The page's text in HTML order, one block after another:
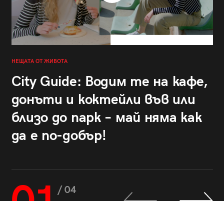
НЕЩАТА ОТ ЖИВОТА
City Guide: Водим те на кафе,
донъти и коктейли във или
близо до парк – май няма как
да е по-добър!
/ 04